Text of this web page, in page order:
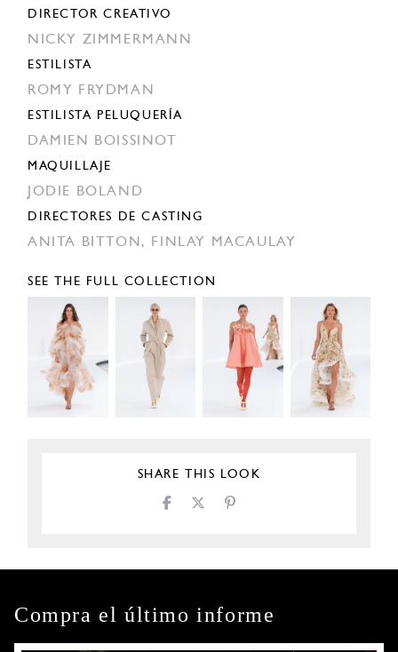
DIRECTOR CREATIVO
NICKY ZIMMERMANN
ESTILISTA
ROMY FRYDMAN
ESTILISTA PELUQUERÍA
DAMIEN BOISSINOT
MAQUILLAJE
JODIE BOLAND
DIRECTORES DE CASTING
ANITA BITTON, FINLAY MACAULAY
SEE THE FULL COLLECTION
SHARE THIS LOOK
Compra el último informe